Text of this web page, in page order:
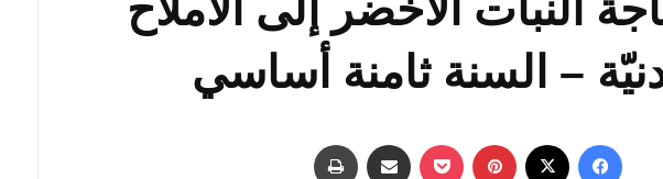
– السنة ثامنة أساسي
فيسبوك بينتيريست ‫Pocket مشاركة عبر البريد